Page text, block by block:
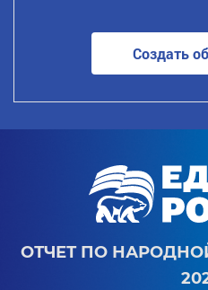
Создать
ОТЧЕТ ПО